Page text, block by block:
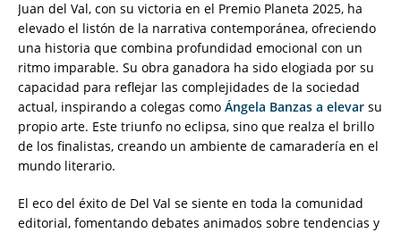
Juan del Val, con su victoria en el Premio Planeta 2025, ha
elevado el listón de la narrativa contemporánea, ofreciendo
una historia que combina profundidad emocional con un
ritmo imparable. Su obra ganadora ha sido elogiada por su
capacidad para reflejar las complejidades de la sociedad
actual, inspirando a colegas como Ángela Banzas a elevar su
propio arte. Este triunfo no eclipsa, sino que realza el brillo
de los finalistas, creando un ambiente de camaradería en el
mundo literario.
El eco del éxito de Del Val se siente en toda la comunidad
editorial, fomentando debates animados sobre tendencias y